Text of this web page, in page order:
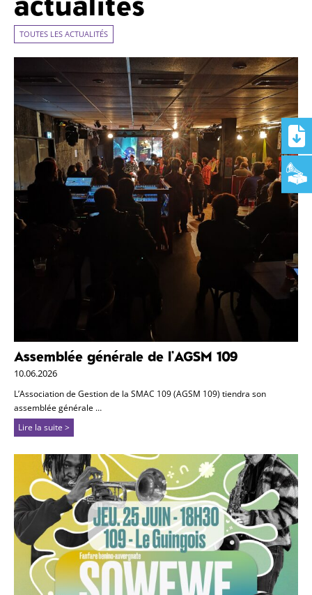
TOUTES LES ACTUALITÉS
Assemblée générale de l’AGSM 109
10.06.2026
L’Association de Gestion de la SMAC 109 (AGSM 109) tiendra son
assemblée générale …
Lire la suite >